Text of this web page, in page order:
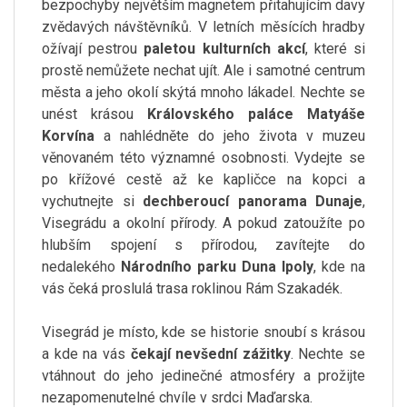
bezpochyby největším magnetem přitahujícím davy
zvědavých návštěvníků. V letních měsících hradby
ožívají pestrou paletou kulturních akcí, které si
prostě nemůžete nechat ujít. Ale i samotné centrum
města a jeho okolí skýtá mnoho lákadel. Nechte se
unést krásou Královského paláce Matyáše
Korvína a nahlédněte do jeho života v muzeu
věnovaném této významné osobnosti. Vydejte se
po křížové cestě až ke kapličce na kopci a
vychutnejte si dechberoucí panorama Dunaje,
Visegrádu a okolní přírody. A pokud zatoužíte po
hlubším spojení s přírodou, zavítejte do
nedalekého Národního parku Duna Ipoly, kde na
vás čeká proslulá trasa roklinou Rám Szakadék.
Visegrád je místo, kde se historie snoubí s krásou
a kde na vás čekají nevšední zážitky. Nechte se
vtáhnout do jeho jedinečné atmosféry a prožijte
nezapomenutelné chvíle v srdci Maďarska.